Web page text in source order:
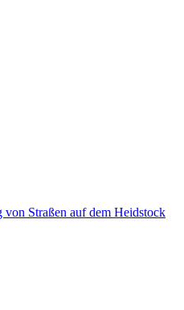
von Straßen auf dem Heidstock